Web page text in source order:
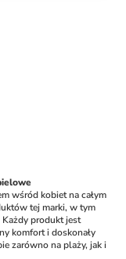
wśród kobiet na całym
tej marki, w tym
produkt jest
komfort i doskonały
zarówno na plaży, jak i